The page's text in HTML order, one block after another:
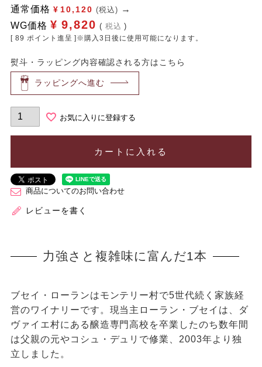
通常価格 ¥ 10,120 (税込)
WG価格 ¥ 9,820 税込
[ 89 ポイント進呈 ]※購入3日後に使用可能になります。
熨斗・ラッピング内容確認される方はこちら
ラッピングへ進む
お気に入りに登録する
カートに入れる
商品についてのお問い合わせ
レビューを書く
力強さと複雑味に富んだ1本
ブセイ・ローランはモンテリー村で5世代続く家族経
営のワイナリーです。現当主ローラン・ブセイは、ダ
ヴァイエ村にある醸造専門高校を卒業したのち数年間
は父親の元やコシュ・デュリで修業、2003年より独
立しました。